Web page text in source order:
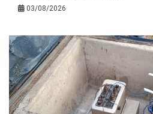
03/08/2026